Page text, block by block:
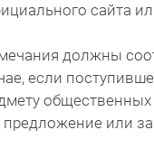
сайта
должны
если
предложение или